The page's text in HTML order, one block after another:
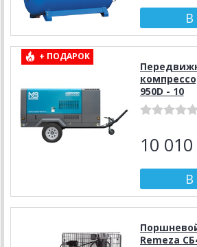
+ ПОДАРОК
950D - 10
10
Remeza